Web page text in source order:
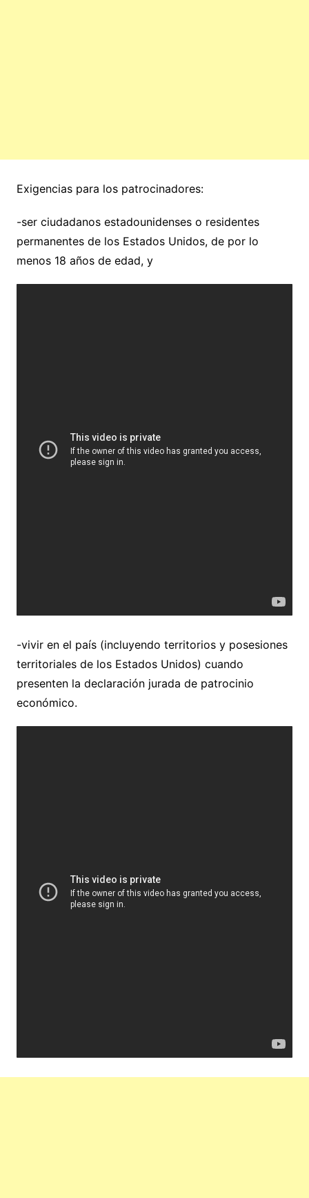
Exigencias para los patrocinadores:
-ser ciudadanos estadounidenses o residentes
permanentes de los Estados Unidos, de por lo
menos 18 años de edad, y
-vivir en el país (incluyendo territorios y posesiones
territoriales de los Estados Unidos) cuando
presenten la declaración jurada de patrocinio
económico.